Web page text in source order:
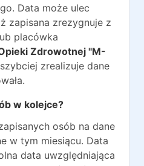
Data może ulec
zapisana zrezygnuje z
placówka
Zdrowotnej "M-
szybciej zrealizuje dane
w kolejce?
osób na dane
w tym miesiącu. Data
data uwzględniająca